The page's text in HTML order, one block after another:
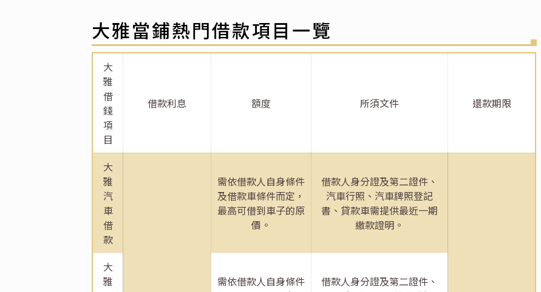
大雅當鋪熱門借款項目一覽
大
雅
借
錢
項
目
借款利息 額度 所須文件 還款期限
大
雅
汽
車
借
款
需依借款人自身條件
及借款車條件而定，
最高可借到車子的原
價。
借款人身分證及第二證件、
汽車行照、汽車牌照登記
書、貸款車需提供最近一期
繳款證明。
大
雅
需依借款人自身條件
借款人身分證及第二證件、